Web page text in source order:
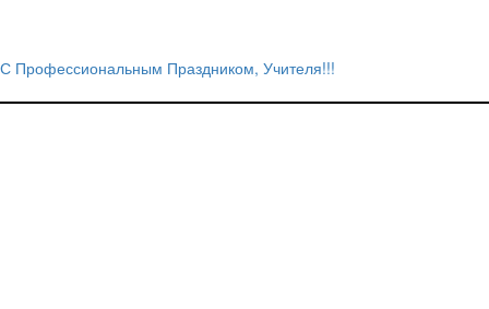
С Профессиональным Праздником, Учителя!!!